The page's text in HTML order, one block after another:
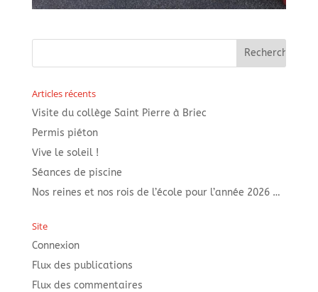
Articles récents
Visite du collège Saint Pierre à Briec
Permis piéton
Vive le soleil !
Séances de piscine
Nos reines et nos rois de l’école pour l’année 2026 …
Site
Connexion
Flux des publications
Flux des commentaires